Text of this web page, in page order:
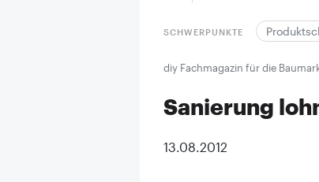
SCHWERPUNKTE
diy Fachmagazin für die
Sanierung
13.08.2012